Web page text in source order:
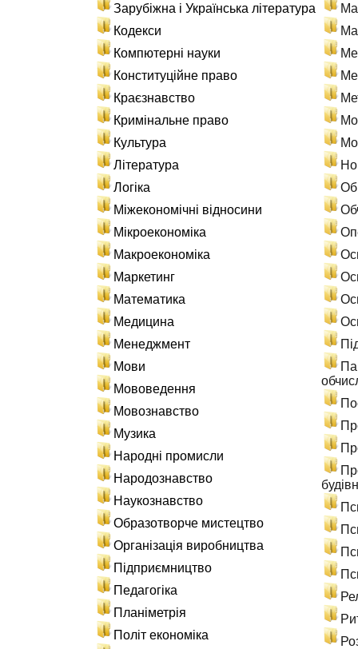
Зарубіжна і Українська література
Кодекси
Компютерні науки
Конституційне право
Краєзнавство
Кримінальне право
Культура
Література
Логіка
Міжекономічні відносини
Мікроекономіка
Макроекономіка
Маркетинг
Математика
Медицина
Менеджмент
Мови
Мововедення
Мовознавство
Музика
Народні промисли
Народознавство
Наукознавство
Образотворче мистецтво
Організація виробництва
Підприємництво
Педагогіка
Планіметрія
Політ економіка